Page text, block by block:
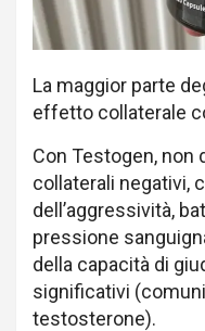
La maggior parte
effetto collaterale
Con Testogen,
collaterali negativi,
dell’aggressività,
pressione
della capacità di
significativi
testosterone).